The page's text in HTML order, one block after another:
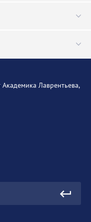
Лаврентьева,